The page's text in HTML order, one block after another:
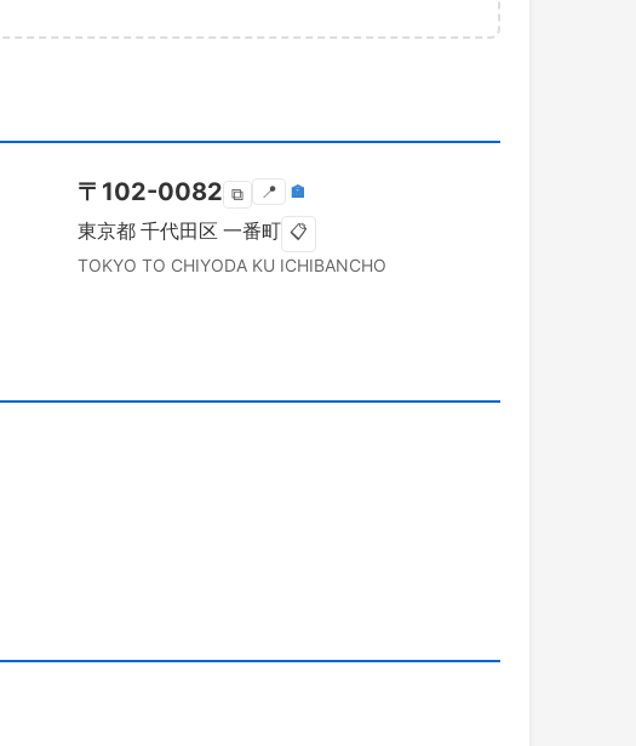
〒 102-0082 ⧉ 📍 🏣
東京都 千代田区 一番町 📋
TOKYO TO CHIYODA KU ICHIBANCHO